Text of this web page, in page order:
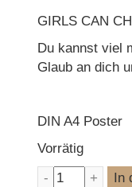
GIRLS CAN
Du kannst viel
Glaub an dich
DIN A4 Poster
Vorrätig
GIRLSIn